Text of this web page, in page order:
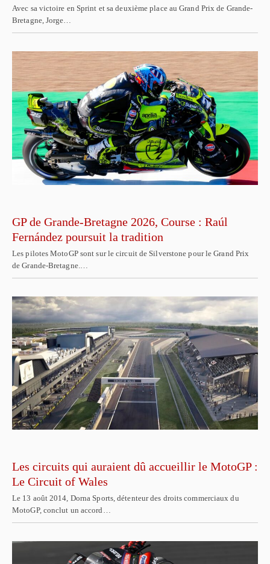
Avec sa victoire en Sprint et sa deuxième place au Grand Prix de Grande-
Bretagne, Jorge…
GP de Grande-Bretagne 2026, Course : Raúl
Fernández poursuit la tradition
Les pilotes MotoGP sont sur le circuit de Silverstone pour le Grand Prix
de Grande-Bretagne.…
Les circuits qui auraient dû accueillir le MotoGP :
Le Circuit of Wales
Le 13 août 2014, Dorna Sports, détenteur des droits commerciaux du
MotoGP, conclut un accord…